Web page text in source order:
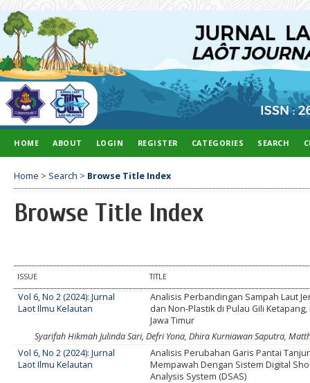
HOME ABOUT LOGIN REGISTER CATEGORIES SEARCH
Home > Search > Browse Title Index
Browse Title Index
ISSUE TITLE
Vol 6, No 2 (2024): Jurnal
Laot Ilmu Kelautan
Analisis Perbandingan Sampah Laut
dan Non-Plastik di Pulau Gili
Jawa Timur
Syarifah Hikmah Julinda Sari, Defri Yona, Dhira Kurniawan Saputra,
Vol 6, No 2 (2024): Jurnal
Laot Ilmu Kelautan
Analisis Perubahan Garis Pantai
Mempawah Dengan Sistem Digital
Analysis System (DSAS)